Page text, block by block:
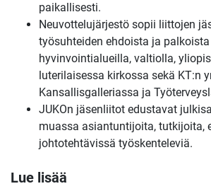
paikallisesti.
Neuvottelujärjestö sopii liittojen
työsuhteiden ehdoista ja
hyvinvointialueilla, valtiolla,
luterilaisessa kirkossa sekä KT:n
Kansallisgalleriassa ja
JUKOn jäsenliitot edustavat
muassa asiantuntijoita, tutkijoita,
johtotehtävissä työskenteleviä.
Lue lisää